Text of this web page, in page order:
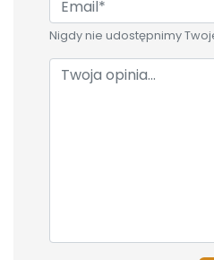
Nigdy nie udostępnimy